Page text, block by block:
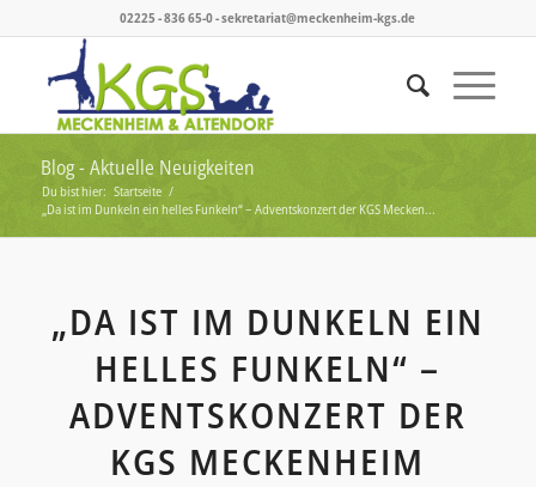
02225 - 836 65-0 - sekretariat@meckenheim-kgs.de
Blog - Aktuelle Neuigkeiten
Du bist hier: Startseite /
„Da ist im Dunkeln ein helles Funkeln“ – Adventskonzert der KGS Mecken...
„DA IST IM DUNKELN EIN
HELLES FUNKELN“ –
ADVENTSKONZERT DER
KGS MECKENHEIM